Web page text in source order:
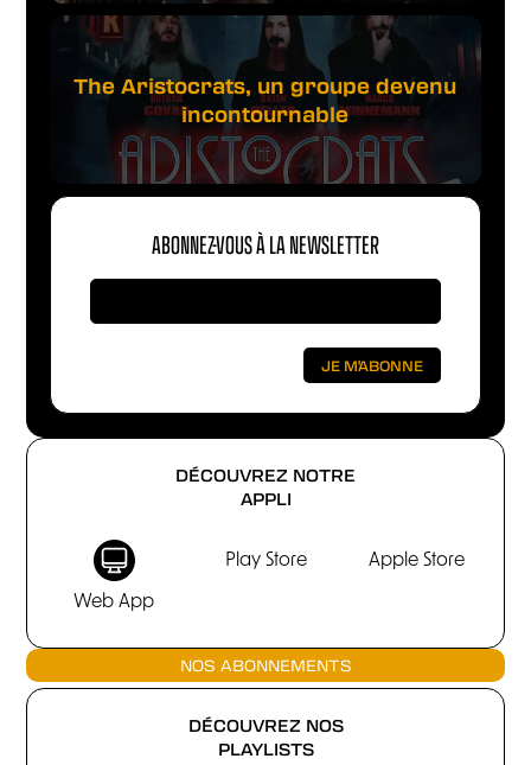
DÉCOUVREZ NOTRE
APPLI
Web App
Play Store Apple Store
NOS ABONNEMENTS
DÉCOUVREZ NOS
PLAYLISTS
The Aristocrats, un groupe devenu
incontournable
ABONNEZ-VOUS À LA NEWSLETTER